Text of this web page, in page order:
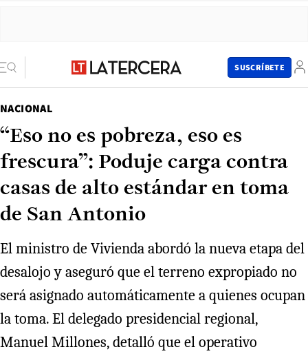
SUSCRÍBETE
NACIONAL
“Eso no es pobreza, eso es
frescura”: Poduje carga contra
casas de alto estándar en toma
de San Antonio
El ministro de Vivienda abordó la nueva etapa del
desalojo y aseguró que el terreno expropiado no
será asignado automáticamente a quienes ocupan
la toma. El delegado presidencial regional,
Manuel Millones, detalló que el operativo